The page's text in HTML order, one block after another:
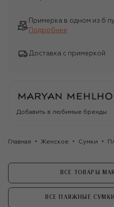
Примерка в одном из 6
Подробнее
Доставка с примеркой
Добавить в любимые бренды
Главная Женское Сумки
ВСЕ ТОВАРЫ
ВСЕ ПЛЯЖНЫЕ СУМКИ